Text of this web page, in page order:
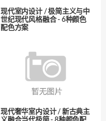
现代室内设计 / 极简主义与中
世纪现代风格融合 - 6种颜色
配色方案
现代奢华室内设计 / 新古典主